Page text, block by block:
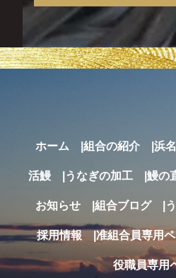
ホーム 組合の紹介 浜
活鰻 うなぎの加工 鰻の
お知らせ 組合ブログ
採用情報 准組合員専用
役職員専用